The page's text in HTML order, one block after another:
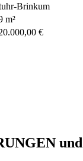
Brinkum
m²
€
und